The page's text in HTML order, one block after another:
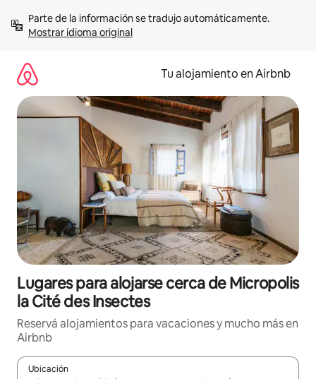
contenidoMostrar idioma original
Tu alojamiento en Airbnb
Lugares para alojarse cerca de Micropolis
la Cité des Insectes
Reservá alojamientos para vacaciones y mucho más en
Airbnb
Ubicación